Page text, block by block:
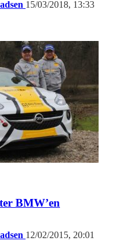
15/03/2018, 13:33
BMW’en
12/02/2015, 20:01